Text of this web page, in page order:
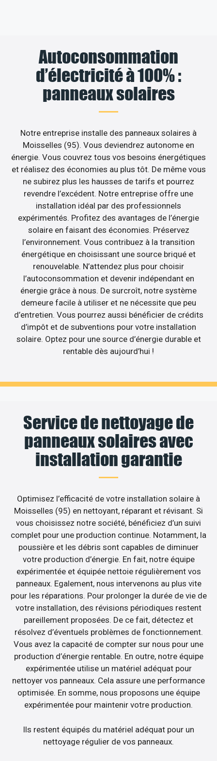
Autoconsommation
d’électricité à 100% :
panneaux solaires
Notre entreprise installe des panneaux solaires à
Moisselles (95). Vous deviendrez autonome en
énergie. Vous couvrez tous vos besoins énergétiques
et réalisez des économies au plus tôt. De même vous
ne subirez plus les hausses de tarifs et pourrez
revendre l’excédent. Notre entreprise offre une
installation idéal par des professionnels
expérimentés. Profitez des avantages de l’énergie
solaire en faisant des économies. Préservez
l’environnement. Vous contribuez à la transition
énergétique en choisissant une source briqué et
renouvelable. N’attendez plus pour choisir
l’autoconsommation et devenir indépendant en
énergie grâce à nous. De surcroît, notre système
demeure facile à utiliser et ne nécessite que peu
d’entretien. Vous pourrez aussi bénéficier de crédits
d’impôt et de subventions pour votre installation
solaire. Optez pour une source d’énergie durable et
rentable dès aujourd’hui !
Service de nettoyage de
panneaux solaires avec
installation garantie
Optimisez l’efficacité de votre installation solaire à
Moisselles (95) en nettoyant, réparant et révisant. Si
vous choisissez notre société, bénéficiez d’un suivi
complet pour une production continue. Notamment, la
poussière et les débris sont capables de diminuer
votre production d’énergie. En fait, notre équipe
expérimentée et équipée nettoie régulièrement vos
panneaux. Egalement, nous intervenons au plus vite
pour les réparations. Pour prolonger la durée de vie de
votre installation, des révisions périodiques restent
pareillement proposées. De ce fait, détectez et
résolvez d’éventuels problèmes de fonctionnement.
Vous avez la capacité de compter sur nous pour une
production d’énergie rentable. En outre, notre équipe
expérimentée utilise un matériel adéquat pour
nettoyer vos panneaux. Cela assure une performance
optimisée. En somme, nous proposons une équipe
expérimentée pour maintenir votre production.
Ils restent équipés du matériel adéquat pour un
nettoyage régulier de vos panneaux.